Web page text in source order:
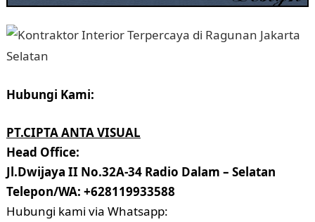
Hubungi Kami:
PT.CIPTA ANTA VISUAL
Head Office:
Jl.Dwijaya II No.32A-34 Radio Dalam – Selatan
Telepon/WA: +628119933588
Hubungi kami via Whatsapp: